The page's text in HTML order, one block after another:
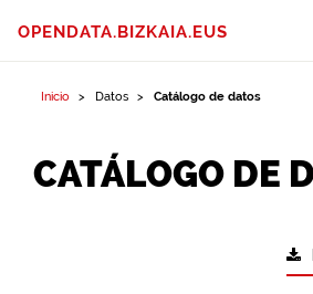
OPENDATA.BIZKAIA.EUS
Inicio Datos Catálogo de datos
CATÁLOGO DE